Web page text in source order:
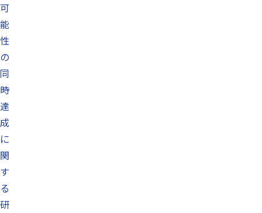
可
能
性
の
同
時
達
成
に
関
す
る
研